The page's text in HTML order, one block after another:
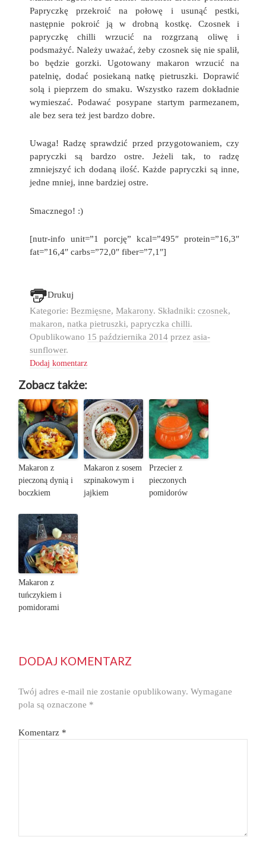
Papryczkę przekroić na połowę i usunąć pestki,
następnie pokroić ją w drobną kostkę. Czosnek i
papryczkę chilli wrzucić na rozgrzaną oliwę i
podsmażyć. Należy uważać, żeby czosnek się nie spalił,
bo będzie gorzki. Ugotowany makaron wrzucić na
patelnię, dodać posiekaną natkę pietruszki. Doprawić
solą i pieprzem do smaku. Wszystko razem dokładnie
wymieszać. Podawać posypane startym parmezanem,
ale bez sera też jest bardzo dobre.
Uwaga! Radzę sprawdzić przed przygotowaniem, czy
papryczki są bardzo ostre. Jeżeli tak, to radzę
zmniejszyć ich dodaną ilość. Każde papryczki są inne,
jedne mniej, inne bardziej ostre.
Smacznego! :)
[nutr-info unit=”1 porcję” kcal=”495″ protein=”16,3″
fat=”16,4″ carbs=”72,0″ fiber=”7,1″]
Drukuj
Kategorie: Bezmięsne, Makarony. Składniki: czosnek,
makaron, natka pietruszki, papryczka chilli.
Opublikowano 15 października 2014przez asia-
sunflower.
Dodaj komentarz
Zobacz także:
Makaron z
pieczoną dynią i
boczkiem
Makaron z sosem
szpinakowym i
jajkiem
Przecier z
pieczonych
pomidorów
Makaron z
tuńczykiem i
pomidorami
DODAJ KOMENTARZ
Twój adres e-mail nie zostanie opublikowany. Wymagane
pola są oznaczone *
Komentarz *